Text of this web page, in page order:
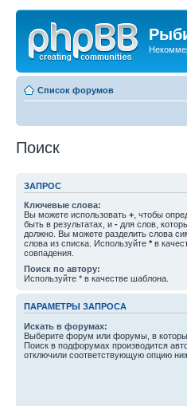
Список форумов
Поиск
ЗАПРОС
Ключевые слова:
Вы можете использовать + , чтобы
быть в результатах, и - для слов,
должно. Вы можете разделить слова
слова из списка. Используйте * в
совпадения.
Поиск по автору:
Используйте * в качестве шаблона.
ПАРАМЕТРЫ ЗАПРОСА
Искать в форумах:
Выберите форум или форумы, в
Поиск в подфорумах производится
отключили соответствующую опцию